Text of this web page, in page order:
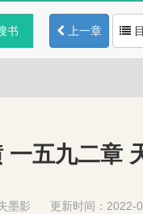
书 上一章
一五九二章
墨影 更新时间：2022-